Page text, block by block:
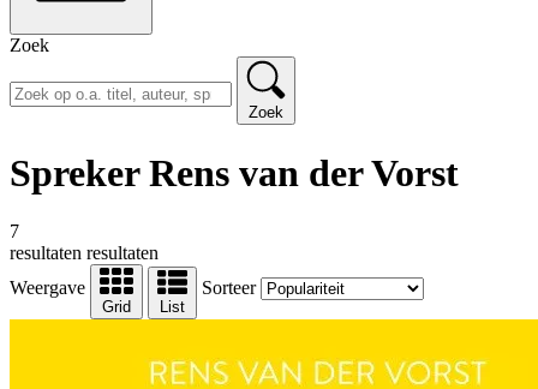
Zoek
Zoek
Spreker Rens van der Vorst
7
resultaten resultaten
Weergave
Grid List
Sorteer